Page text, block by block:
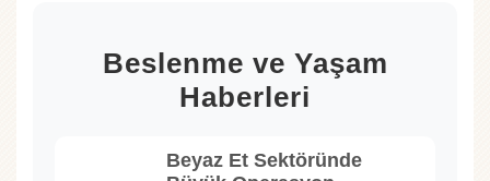
Beslenme ve Yaşam
Haberleri
Beyaz Et Sektöründe